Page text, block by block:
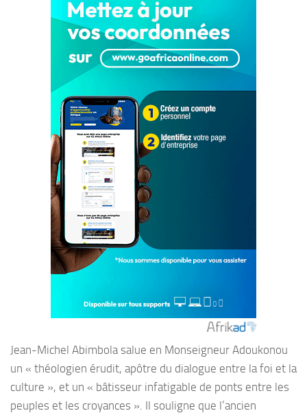
Jean-Michel Abimbola salue en Monseigneur Adoukonou
un « théologien érudit, apôtre du dialogue entre la foi et la
culture », et un « bâtisseur infatigable de ponts entre les
peuples et les croyances ». Il souligne que l’ancien